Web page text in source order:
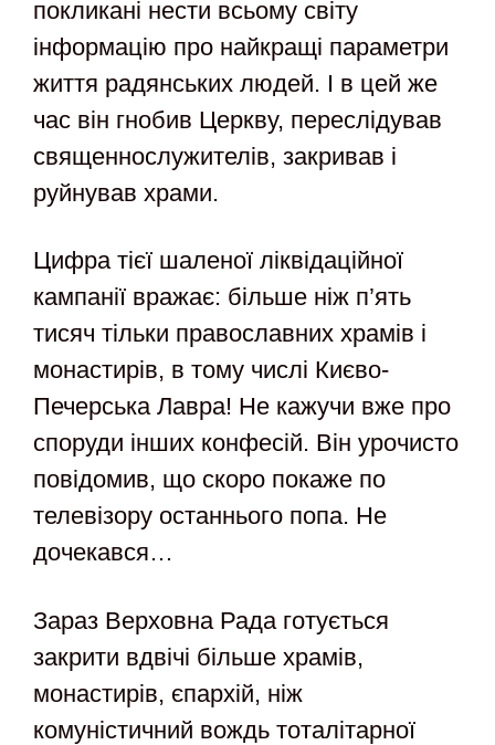
покликані нести всьому світу
інформацію про найкращі параметри
життя радянських людей. І в цей же
час він гнобив Церкву, переслідував
священнослужителів, закривав і
руйнував храми.
Цифра тієї шаленої ліквідаційної
кампанії вражає: більше ніж п’ять
тисяч тільки православних храмів і
монастирів, в тому числі Києво-
Печерська Лавра! Не кажучи вже про
споруди інших конфесій. Він урочисто
повідомив, що скоро покаже по
телевізору останнього попа. Не
дочекався…
Зараз Верховна Рада готується
закрити вдвічі більше храмів,
монастирів, єпархій, ніж
комуністичний вождь тоталітарної